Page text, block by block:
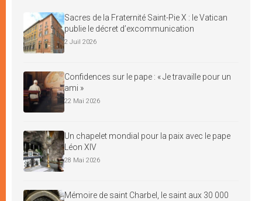
Sacres de la Fraternité Saint-Pie X : le Vatican
publie le décret d’excommunication
2 Juil 2026
Confidences sur le pape : « Je travaille pour un
ami »
22 Mai 2026
Un chapelet mondial pour la paix avec le pape
Léon XIV
28 Mai 2026
Mémoire de saint Charbel, le saint aux 30 000